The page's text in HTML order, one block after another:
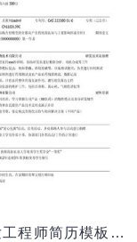
农药研发工程师简历模板（有专利论文）